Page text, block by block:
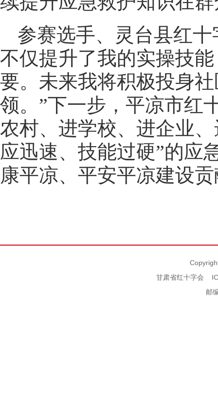
参赛选手、灵台县红
不仅提升了我的实操技
要。未来我将积极投身
领。”下一步，平凉市红
农村、进学校、进企业
应迅速、技能过硬”的应
康平凉、平安平凉建设
甘肃省红十字会
邮